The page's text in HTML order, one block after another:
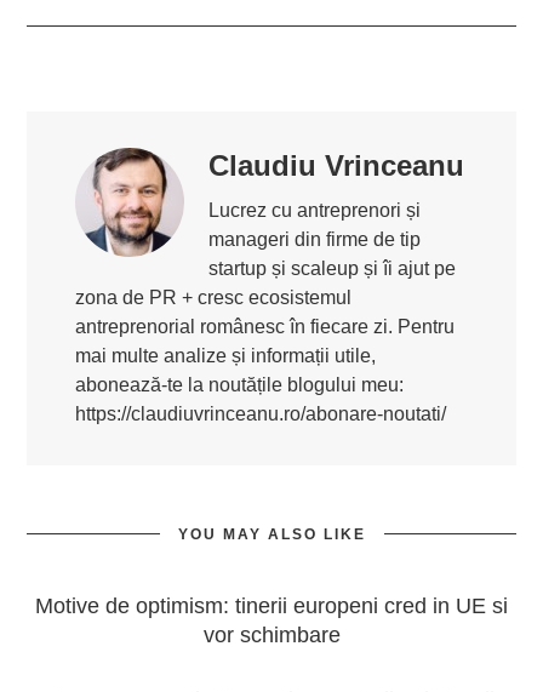
Claudiu Vrinceanu
Lucrez cu antreprenori și
manageri din firme de tip
startup și scaleup și îi ajut pe
zona de PR + cresc ecosistemul
antreprenorial românesc în fiecare zi. Pentru
mai multe analize și informații utile,
abonează-te la noutățile blogului meu:
https://claudiuvrinceanu.ro/abonare-noutati/
YOU MAY ALSO LIKE
Motive de optimism: tinerii europeni cred in UE si
vor schimbare